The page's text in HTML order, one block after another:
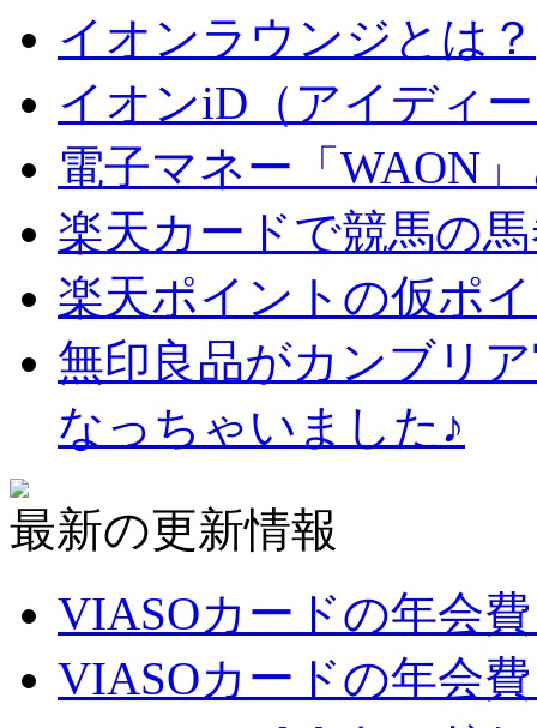
イオンラウンジとは？
イオンiD（アイディ
電子マネー「WAON
楽天カードで競馬の
楽天ポイントの仮ポ
無印良品がカンブリ
なっちゃいました♪
最新の更新情報
VIASOカードの年会
VIASOカードの年会